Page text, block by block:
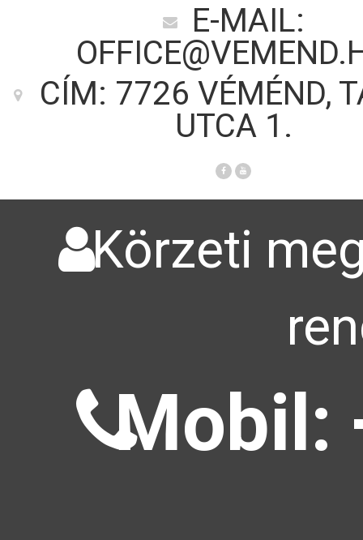
E-MAIL:
CÍM: 7726 VÉMÉND,
UTCA 1.
Körzeti
Mobil: